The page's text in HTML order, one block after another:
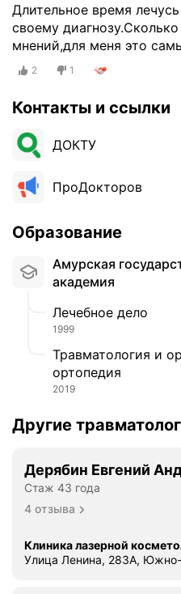
Длительное время
своему
мнений,для меня это
2 1
Контакты и ссылки
ДОКТУ
ПроДокторов
Образование
Амурская государственная медицинская
академия
Лечебное дело
1999
Травматология и ортопедия Травматология и
ортопедия
2019
Другие
Дерябин Евгений
Стаж 43 года
4 отзыва
Улица Ленина, 283А,